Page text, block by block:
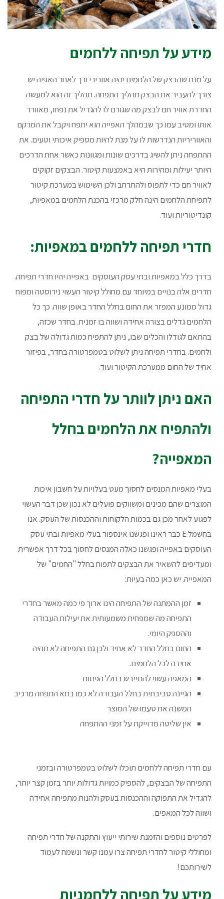
מידע על תפיחה ללחמים
על מנת שהבצק של הלחמים יהיה אוורירי ורך לאחר האפיה יש
צורך להעביר את הבצק תהליך התפחה. תהליך זה הוא למעשה
החדרת אוויר חם לבצק מה שגורם לו להגדיל את נפחו, מאוורר
אותו ומטיב עמו כך שבמהלך האפייה הוא יתפח ויקבל את המרקם
והאווריריות הנדרשות לו על מנת להיות מספיק איכותי וטעים. את
ההתפחה ניתן להשיג בדרכים שונות ומגוונות כאשר אחת הדרכים
היותר יעילות ומהירות היא באמצעות קיטור. הבצקים זקוקים
לאוויר חם כדי לתפוס ולהתרחב ולכן השימוש במערכת קיטור
לתפיחת הלחמים הינה חלק מרכזי בהכנת הלחמים במאפיות,
קונדיטוריות ועוד.
חדרי תפיחה ללחמים במאפיות:
בדרך כלל במאפיות ובתי עסק העוסקים באפייה יהיו חדרי תפיחה.
חדרים אלה בנויים במיוחד עם מחולל קיטור העשוי נירוסטה ומפוח
גדול ממונע המפזר את החום בחלל החדר באופן שווה. כך כל
הלחמים גדלים בצורה אחידה ושווה בו זמנית. בחדר שכזה,
בהתאם לגודלו והכלים שבו, ניתן להתפיח כמות גדולה של בצק
ולחמים. בחדרי תפיחה ניתן לשלוט בטמפרטורה בחדר, בפיזור
אחיד של החום ממערכת הקיטור ועוד.
האם ניתן לוותר על חדרי התפיחה
ולהתפיח את הלחמים בחלל
המאפייה?
בעלי מאפיות המנסים לחסוך מעט בעלויות על חשבון איכות
המוצרים שהם מכינים ומשווקים פועלים לא נכון שכן דבר העשוי
לפגוע לאחר מכן גם בכמות הלקוחות וההכנסות של העסק. אנו
בחשמל E כבר ראינו ופגשנו אינספור בעלי מאפיות ובתי עסק
העוסקים באפייה ופגשנו כאלה המנסים לחסוך בכל דרך אפשרית
ומעדיפים להשאיר את הבצקים לתפוח בחלל "החמים" של
המאפייה. יש כאן כמה בעיות:
זמן ההמתנה של התפיחה הינו ארוך פי כמה מאשר בחדרי
התפיחה מה שמפחית משמעותית את יעילות העבודה
וההספק היומי.
החום בחלל החדר לא אחיד ולכן גם התפיחה לא תהיה
אחידה לכל הלחמים.
המאפה עשוי להתייבש בחלל הפתוח
הגיינה סביבתית בחלל העבודה לא כמו בתא התפחה מרכיב
המשנה את טעמו של המוצר
אין שליטה מדוייקת על זמני ההתפחה
עם חדרי תפיחה ללחמים תוכלו לשלוט בטמפרטורה ובזמני
התפיחה של הבצקים, להספיק כמויות גדולות יותר בזמן קצר יותר,
להגדיל את התפוקה וההכנסות בעסק ולהנות מתפיחה אחידה
ושווה לכל המאפים.
לפרטים נוספים והזמנת שירותי ייעוץ והתקנה של חדרי תפיחה
ומחוללי קיטור לחדרי תפיחה צרו עמנו קשר ונשמח לעמוד
לשירותכם!
מידע על תפיחה ללחמניות